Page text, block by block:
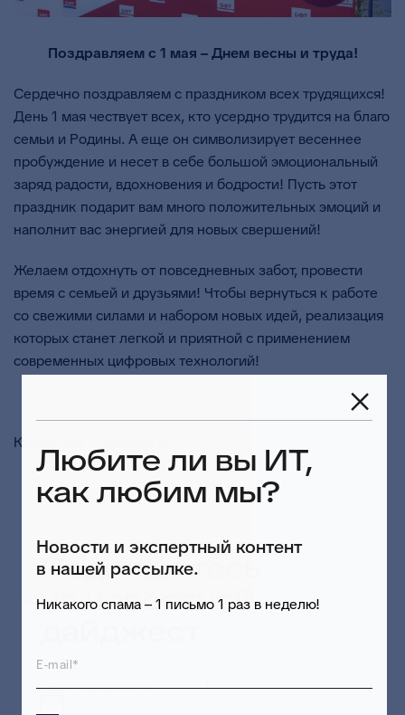
Поздравляем с 1 мая – Днем весны и труда!
Сердечно поздравляем с праздником всех трудящихся!
День 1 мая чествует всех, кто усердно трудится на благо
семьи и Родины. А еще он символизирует весеннее
пробуждение и несет в себе большой эмоциональный
заряд радости, вдохновения и бодрости! Пусть этот
праздник подарит вам много положительных эмоций и
наполнит вас энергией для новых свершений!
Желаем отдохнуть от повседневных забот, провести
время с семьей и друзьями! Чтобы вернуться к работе
со свежими силами и набором новых идей, реализация
которых станет легкой и приятной с применением
современных цифровых технологий!
Коллектив Компании БФТ
Подпишитесь
на новостной
Любите ли вы ИТ,
как любим мы?
Новости и экспертный контент
в нашей рассылке.
Никакого спама – 1 письмо 1 раз в неделю!
E-mail*